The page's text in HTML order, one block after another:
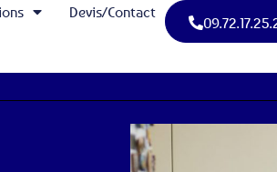
Devis/Contact